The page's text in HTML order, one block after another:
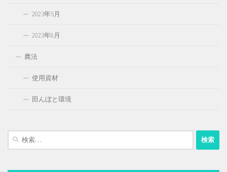
2023年5月
2023年6月
農法
使用資材
田んぼと環境
検